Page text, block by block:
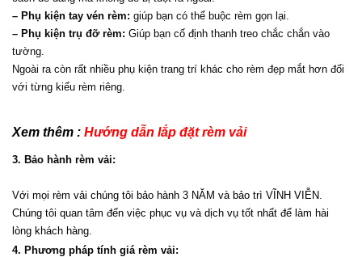
– Phụ kiện tay vén rèm: giúp bạn có thể buộc rèm gọn lại.
– Phụ kiện trụ đỡ rèm: Giúp bạn cố định thanh treo chắc chắn vào
tường.
Ngoài ra còn rất nhiều phụ kiện trang trí khác cho rèm đẹp mắt hơn đối
với từng kiểu rèm riêng.
Xem thêm : Hướng dẫn lắp đặt rèm vải
3. Bảo hành rèm vải:
Với mọi rèm vải chúng tôi bảo hành 3 NĂM và bảo trì VĨNH VIỄN.
Chúng tôi quan tâm đến việc phục vụ và dịch vụ tốt nhất để làm hài
lòng khách hàng.
4. Phương pháp tính giá rèm vải: